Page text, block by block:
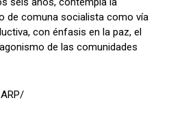
de comuna socialista como vía
con énfasis en la paz, el
de las comunidades